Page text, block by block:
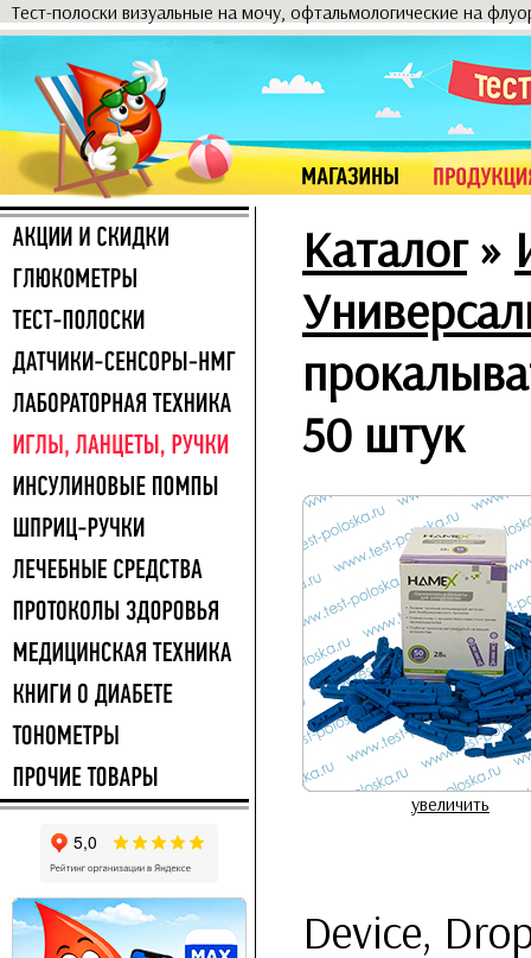
Тест-полоски визуальные на мочу, офтальмологические на
Каталог»
50 штук
увеличить
Device,